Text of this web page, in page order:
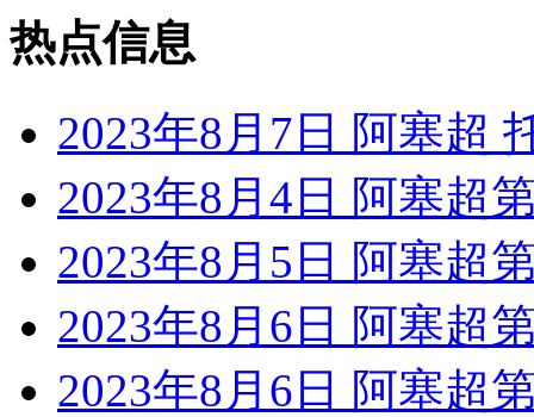
热点信息
2023年8月7日 阿塞超
2023年8月4日 阿塞超
2023年8月5日 阿塞超
2023年8月6日 阿塞超
2023年8月6日 阿塞超